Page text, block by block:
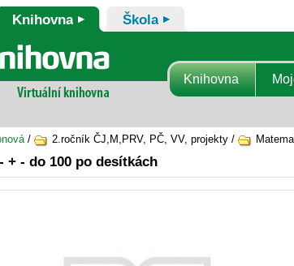
Knihovna Škola
Knihovna
/ 2.ročník ČJ,M,PRV, PČ, VV, projekty /
+ - do 100 po desítkách